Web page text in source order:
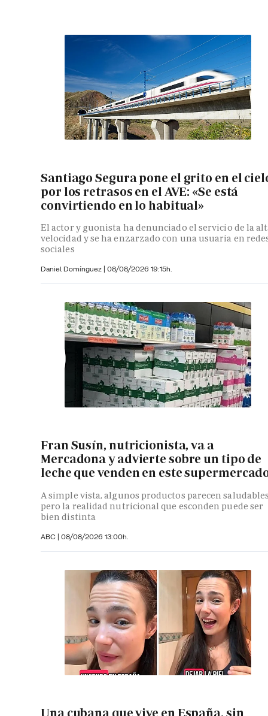
Santiago Segura pone el grito en el
por los retrasos en el AVE: «Se está
convirtiendo en lo habitual»
El actor y guonista ha denunciado el servicio de la
velocidad y se ha enzarzado con una usuaria en
sociales
Daniel Domínguez | 08/08/2026 19:15h.
Fran Susín, nutricionista, va a
Mercadona y advierte sobre un tipo de
leche que venden en este
A simple vista, algunos productos parecen
pero la realidad nutricional que esconden puede ser
bien distinta
ABC | 08/08/2026 13:00h.